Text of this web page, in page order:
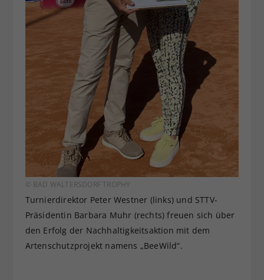
© BAD WALTERSDORF TROPHY
Turnierdirektor Peter Westner (links) und STTV-
Präsidentin Barbara Muhr (rechts) freuen sich über
den Erfolg der Nachhaltigkeitsaktion mit dem
Artenschutzprojekt namens „BeeWild“.